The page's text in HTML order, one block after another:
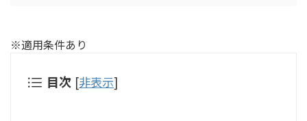
※適用条件あり
目次 [非表示]